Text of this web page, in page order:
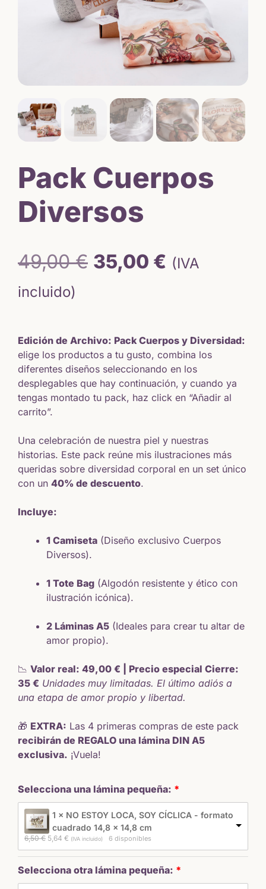
Pack Cuerpos
Diversos
49,00€ El
era:
49,00 €.
35,00 € El
es:
35,00 €.
(IVA
incluido)
Edición de Archivo: Pack Cuerpos y Diversidad:
elige los productos a tu gusto, combina los
diferentes diseños seleccionando en los
desplegables que hay continuación, y cuando ya
tengas montado tu pack, haz click en “Añadir al
carrito”.
Una celebración de nuestra piel y nuestras
historias. Este pack reúne mis ilustraciones más
queridas sobre diversidad corporal en un set único
con un 40% de descuento.
Incluye:
1 Camiseta (Diseño exclusivo Cuerpos
Diversos).
1 Tote Bag (Algodón resistente y ético con
ilustración icónica).
2 Láminas A5 (Ideales para crear tu altar de
amor propio).
📉 Valor real: 49,00 € | Precio especial Cierre:
35 € Unidades muy limitadas. El último adiós a
una etapa de amor propio y libertad.
🎁 EXTRA: Las 4 primeras compras de este pack
recibirán de REGALO una lámina DIN A5
exclusiva. ¡Vuela!
Selecciona una lámina pequeña:
1 × NO ESTOY LOCA, SOY CÍCLICA - formato
cuadrado 14,8 x 14,8 cm
6,50 € El
original
era:
6,50 €.
5,64 € El
actual
5,64 €.
(IVA incluido) 6 disponibles
Selecciona otra lámina pequeña: